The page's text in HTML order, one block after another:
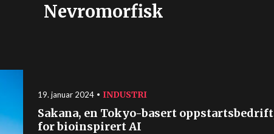
Nevromorfisk
19. januar 2024 INDUSTRI
Sakana, en Tokyo-basert
for bioinspirert AI